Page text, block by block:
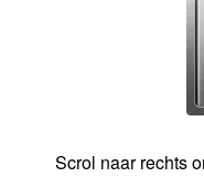
Scrol naar rechts